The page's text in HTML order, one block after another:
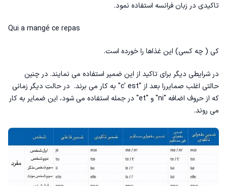
تاکیدی در زبان فرانسه استفاده نمود.
Qui a mangé ce repas
کی ( چه کسی) این غذاها را خورده است.
در شرایطی دیگر برای تاکید از این ضمیر استفاده می نمایند. در چنین
حالتی اغلب صمایررا بعد از "c' est" به کار می برند. در حالت دیگر زمانی
که از حروف اضافه "ni" و "et" در جمله استفاده می شود، این ضمایر به کار
می روند.